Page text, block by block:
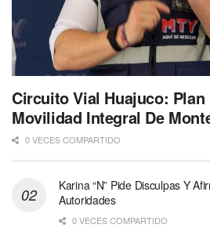
Circuito Vial Huajuco: Plan
Movilidad Integral De
0 VECES COMPARTIDO
Karina “N” Pide Disculpas Y
Autoridades
0 VECES COMPARTIDO